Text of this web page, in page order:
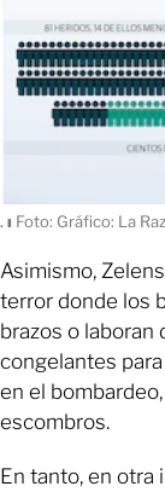
. ı Foto: Gráfico: La
Asimismo,
terror donde los
brazos o laboran
congelantes
en el
escombros.
En tanto, en otra